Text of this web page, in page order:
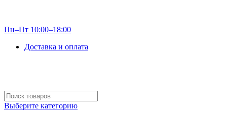
Пн–Пт 10:00–18:00
Доставка и оплата
Выберите категорию